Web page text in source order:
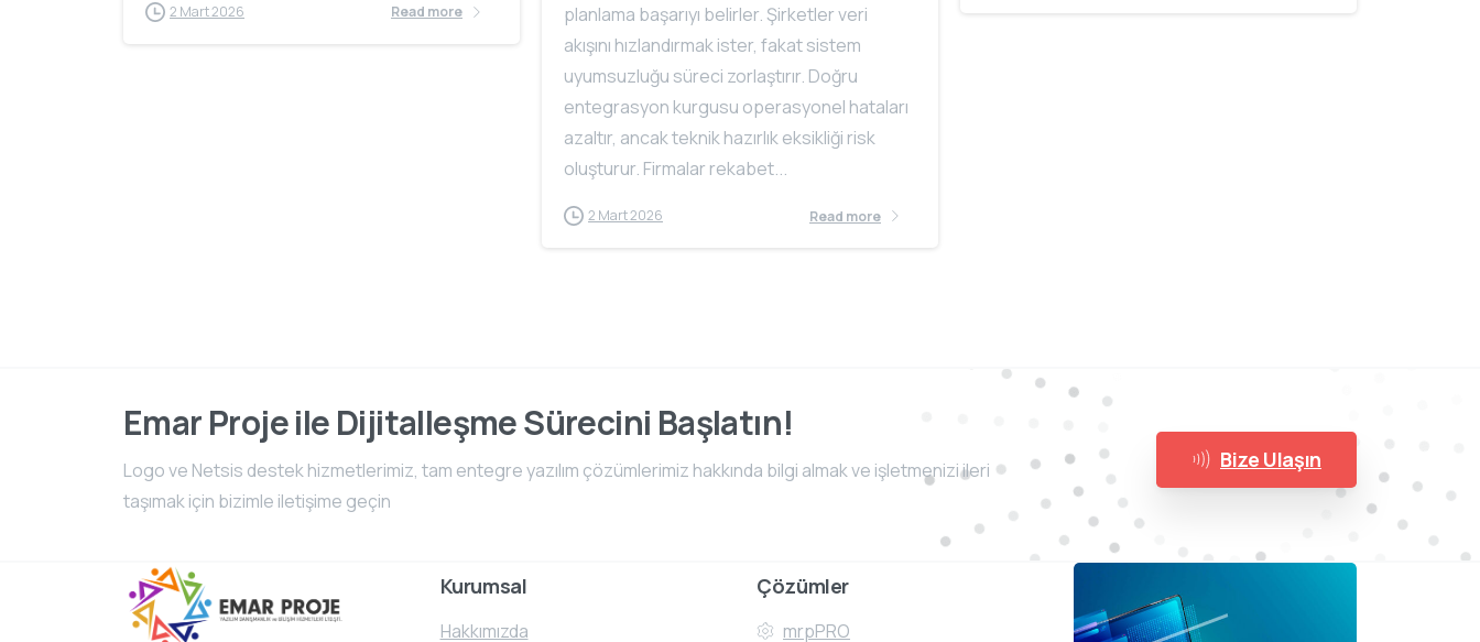
2 Mart 2026 Read more
planlama başarıyı belirler. Şirketler veri
akışını hızlandırmak ister, fakat sistem
uyumsuzluğu süreci zorlaştırır. Doğru
entegrasyon kurgusu operasyonel hataları
azaltır, ancak teknik hazırlık eksikliği risk
oluşturur. Firmalar rekabet...
2 Mart 2026 Read more
Emar Proje ile Dijitalleşme Sürecini Başlatın!
Logo ve Netsis destek hizmetlerimiz, tam entegre yazılım çözümlerimiz hakkında bilgi almak ve işletmenizi ileri
taşımak için bizimle iletişime geçin
Bize Ulaşın
Kurumsal
Hakkımızda
Çözümler
mrpPRO